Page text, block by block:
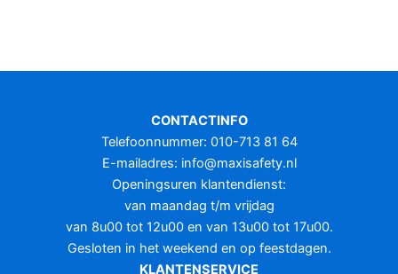
CONTACTINFO
Telefoonnummer: 010-713 81 64
E-mailadres: info@maxisafety.nl
Openingsuren klantendienst:
van maandag t/m vrijdag
van 8u00 tot 12u00 en van 13u00 tot 17u00.
Gesloten in het weekend en op feestdagen.
KLANTENSERVICE